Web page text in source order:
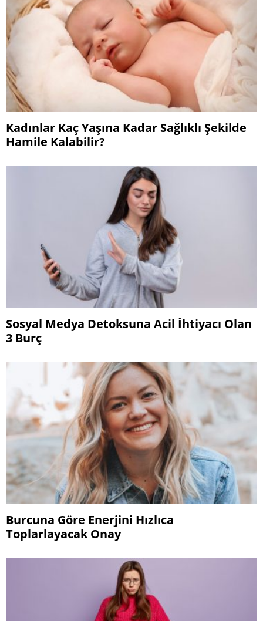
Kadınlar Kaç Yaşına Kadar Sağlıklı Şekilde
Hamile Kalabilir?
Sosyal Medya Detoksuna Acil İhtiyacı Olan
3 Burç
Burcuna Göre Enerjini Hızlıca
Toplarlayacak Onay